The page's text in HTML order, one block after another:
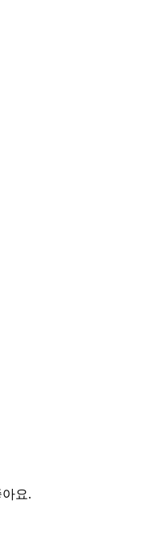
요.